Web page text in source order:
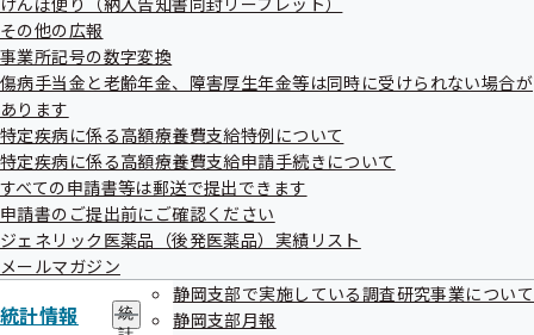
ニ
その他の広報
事業所記号の数字変換
傷病手当金と老齢年金、障害厚生年金等は同時に受けられない場合が
あります
特定疾病に係る高額療養費支給特例について
特定疾病に係る高額療養費支給申請手続きについて
すべての申請書等は郵送で提出できます
申請書のご提出前にご確認ください
ジェネリック医薬品（後発医薬品）実績リスト
メールマガジン
統計情報
統
静岡支部で実施している調査研究事業について
静岡支部月報
傍聴申し込み用紙
傍聴される方へ
静粛を旨とし、会議の妨げになるような行為は慎んでく
ださい。
その他、事務局職員の指示に従うようお願いします。
指示に従っていただけない場合は、会場から退出して頂
くことがあります。